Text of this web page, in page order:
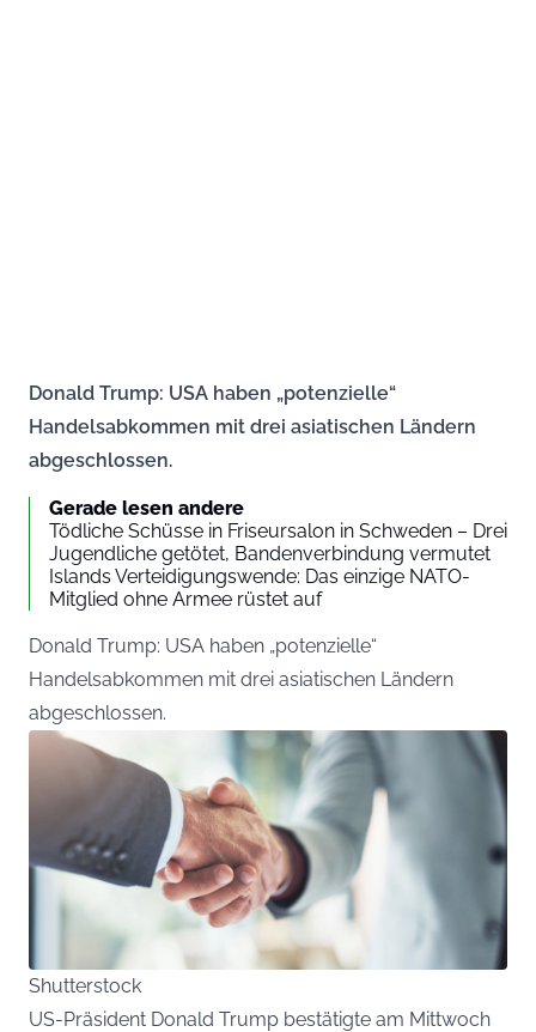
Donald Trump: USA haben „potenzielle“
Handelsabkommen mit drei asiatischen Ländern
abgeschlossen.
Gerade lesen andere
Tödliche Schüsse in Friseursalon in Schweden – Drei
Jugendliche getötet, Bandenverbindung vermutet
Islands Verteidigungswende: Das einzige NATO-
Mitglied ohne Armee rüstet auf
Donald Trump: USA haben „potenzielle“
Handelsabkommen mit drei asiatischen Ländern
abgeschlossen.
Shutterstock
US-Präsident Donald Trump bestätigte am Mittwoch